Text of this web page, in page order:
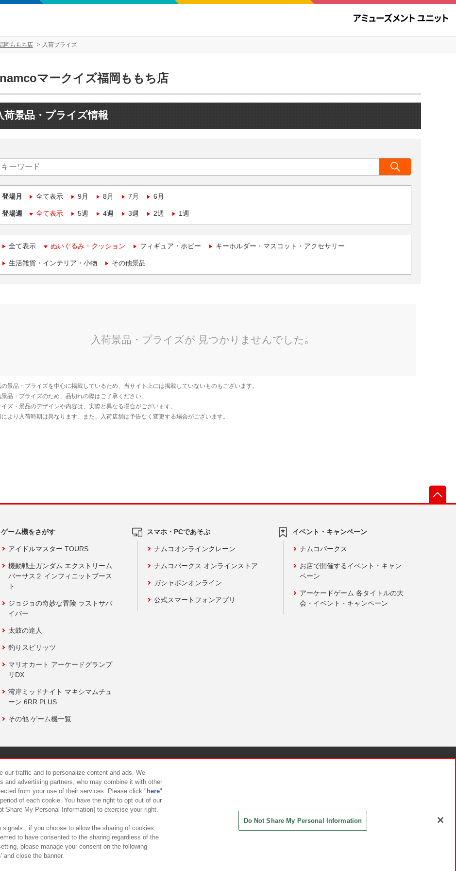
岡ももち店 入荷プライズ
namcoマークイズ福岡ももち店
荷景品・プライズ情報
登場月 全て表示 9月 8月 7月 6月
登場週 全て表示 5週 4週 3週 2週 1週
全て表示 ぬいぐるみ・クッション フィギュア・ホビー キーホルダー・マスコット・アクセサリー
生活雑貨・インテリア・小物 その他景品
ゲーム機をさがす
アイドルマスター TOURS
機動戦士ガンダム エクストリーム
バーサス２ インフィニットブース
ト
ジョジョの奇妙な冒険 ラストサバ
イバー
太鼓の達人
釣りスピリッツ
マリオカート アーケードグランプ
リDX
湾岸ミッドナイト マキシマムチュ
ーン 6RR PLUS
その他 ゲーム機一覧
スマホ・PCであそぶ
ナムコオンラインクレーン
ナムコパークス オンラインストア
ガシャポンオンライン
公式スマートフォンアプリ
イベント・キャンペーン
ナムコパークス
お店で開催するイベント・キャン
ペーン
アーケードゲーム 各タイトルの大
会・イベント・キャンペーン
ご提供について カスタマーハラスメント対応方針
traffic and to personalize content and ads. We
and advertising partners, who may combine it with other
from your use of their services. Please click " here"
of each cookie. You have the right to opt out of our
Share My Personal Information] to exercise your right.
, if you choose to allow the sharing of cookies
to have consented to the sharing regardless of the
please manage your consent on the following
close the banner.
Do Not Share My Personal Information